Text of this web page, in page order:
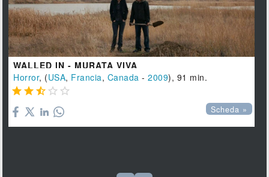
WALLED IN - MURATA VIVA
Horror, (USA, Francia, Canada -2009), 91 min.
    
Scheda »